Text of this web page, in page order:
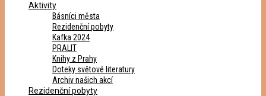
Aktivity
Básníci města
Rezidenční pobyty
Kafka 2024
PRALIT
Knihy z Prahy
Doteky světové literatury
Archiv našich akcí
Rezidenční pobyty